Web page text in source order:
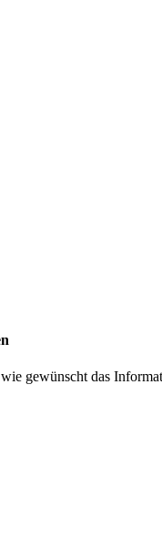
gewünscht das